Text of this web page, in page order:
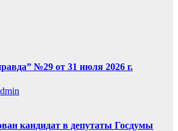
№29 от 31 июля 2026 г.
кандидат в депутаты Госдумы